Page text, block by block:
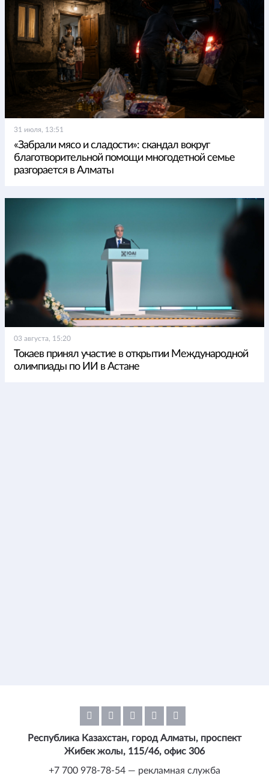
31 июля, 13:51
«Забрали мясо и сладости»: скандал вокруг
благотворительной помощи многодетной семье
разгорается в Алматы
03 августа, 15:20
Токаев принял участие в открытии Международной
олимпиады по ИИ в Астане
Республика Казахстан, город Алматы, проспект
Жибек жолы, 115/46, офис 306
+7 700 978-78-54 — рекламная служба